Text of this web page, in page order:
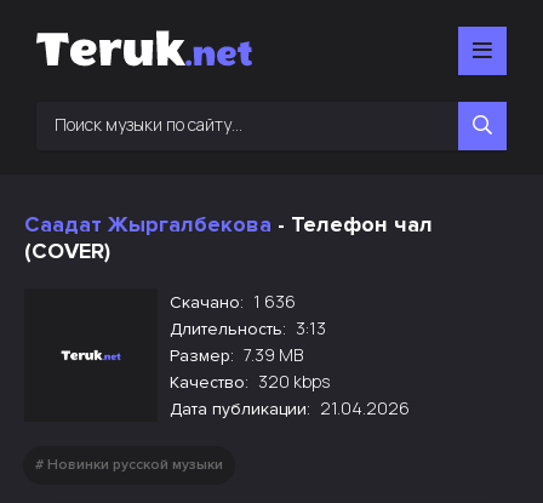
Саадат Жыргалбекова - Телефон чал
(COVER)
Скачано: 1 636
Длительность: 3:13
Размер: 7.39 MB
Качество: 320 kbps
Дата публикации: 21.04.2026
Новинки русской музыки